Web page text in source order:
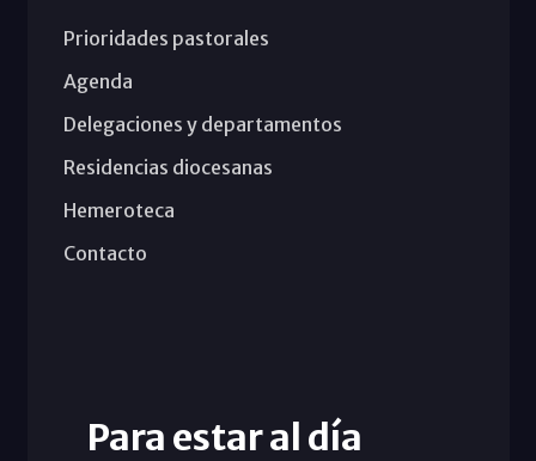
Prioridades pastorales
Agenda
Delegaciones y departamentos
Residencias diocesanas
Hemeroteca
Contacto
Para estar al día